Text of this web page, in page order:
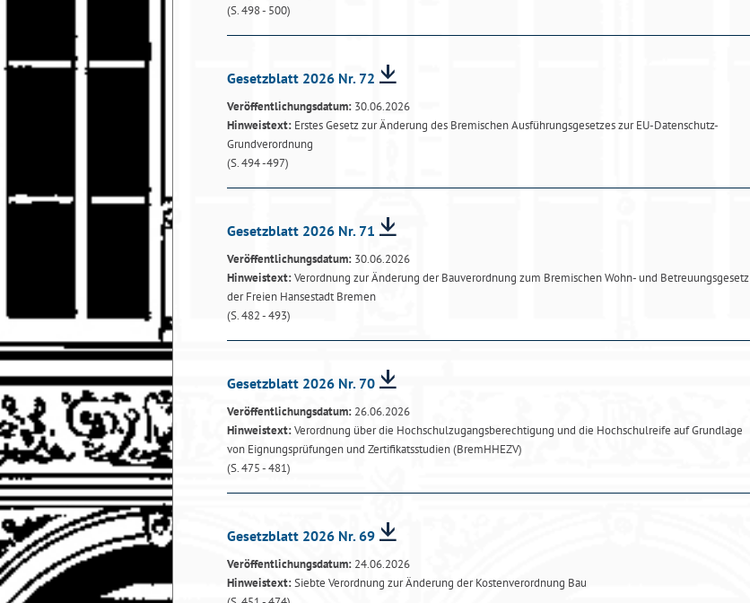
(S. 498 - 500)
Gesetzblatt 2026 Nr. 72
Veröffentlichungsdatum: 30.06.2026
Hinweistext: Erstes Gesetz zur Änderung des Bremischen Ausführungsgesetzes zur EU-Datenschutz-
Grundverordnung
(S. 494 -497)
Gesetzblatt 2026 Nr. 71
Veröffentlichungsdatum: 30.06.2026
Hinweistext:Verordnung zur Änderung der Bauverordnung zum Bremischen Wohn- und Betreuungsgesetz
der Freien Hansestadt Bremen
(S. 482 - 493)
Gesetzblatt 2026 Nr. 70
Veröffentlichungsdatum: 26.06.2026
Hinweistext:Verordnung über die Hochschulzugangsberechtigung und die Hochschulreife auf Grundlage
von Eignungsprüfungen und Zertifikatsstudien (BremHHEZV)
(S. 475 - 481)
Gesetzblatt 2026 Nr. 69
Veröffentlichungsdatum: 24.06.2026
Hinweistext:Siebte Verordnung zur Änderung der Kostenverordnung Bau